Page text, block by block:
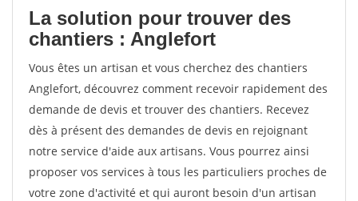
La solution pour trouver des
chantiers : Anglefort
Vous êtes un artisan et vous cherchez des chantiers
Anglefort, découvrez comment recevoir rapidement des
demande de devis et trouver des chantiers. Recevez
dès à présent des demandes de devis en rejoignant
notre service d'aide aux artisans. Vous pourrez ainsi
proposer vos services à tous les particuliers proches de
votre zone d'activité et qui auront besoin d'un artisan